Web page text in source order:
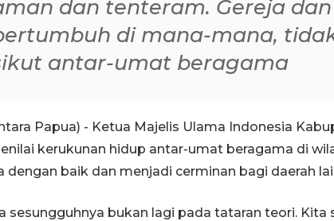
dan tenteram. Gereja
di mana-mana,
antar-umat beragama
Papua) - Ketua Majelis Ulama Indonesia
kerukunan hidup antar-umat beragama di
dengan baik dan menjadi cerminan bagi daerah
sesungguhnya bukan lagi pada tataran teori.